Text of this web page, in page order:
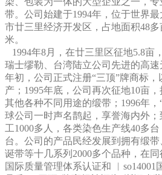
带。公司始建于1994年，位于世界
市廿三里经济开发区，占地面积48
米。
1994年8月，在廿三里区征地5.8亩
瑞士缪勒、台湾陆立公司先进的高速
年初，公司正式注册“三顶”牌商标
产；1995年底，公司再次征地10亩
其他各种不同用途的缎带；1996年
球公司一时声名鹊起，享誉海内外；
工1000多人，各类染色生产线40多
台。公司的产品民经发展到拥有缎
诞带等十几系列2000多个品种，在同
国际质量管理体系认证和